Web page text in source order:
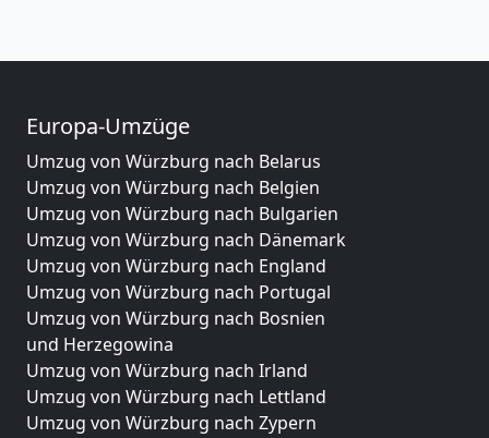
Europa-Umzüge
Umzug von Würzburg nach Belarus
Umzug von Würzburg nach Belgien
Umzug von Würzburg nach Bulgarien
Umzug von Würzburg nach Dänemark
Umzug von Würzburg nach England
Umzug von Würzburg nach Portugal
Umzug von Würzburg nach Bosnien
und Herzegowina
Umzug von Würzburg nach Irland
Umzug von Würzburg nach Lettland
Umzug von Würzburg nach Zypern